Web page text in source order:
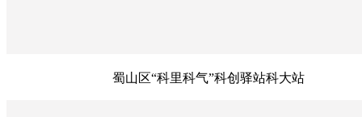
蜀山区“科里科气”科创驿站科大站